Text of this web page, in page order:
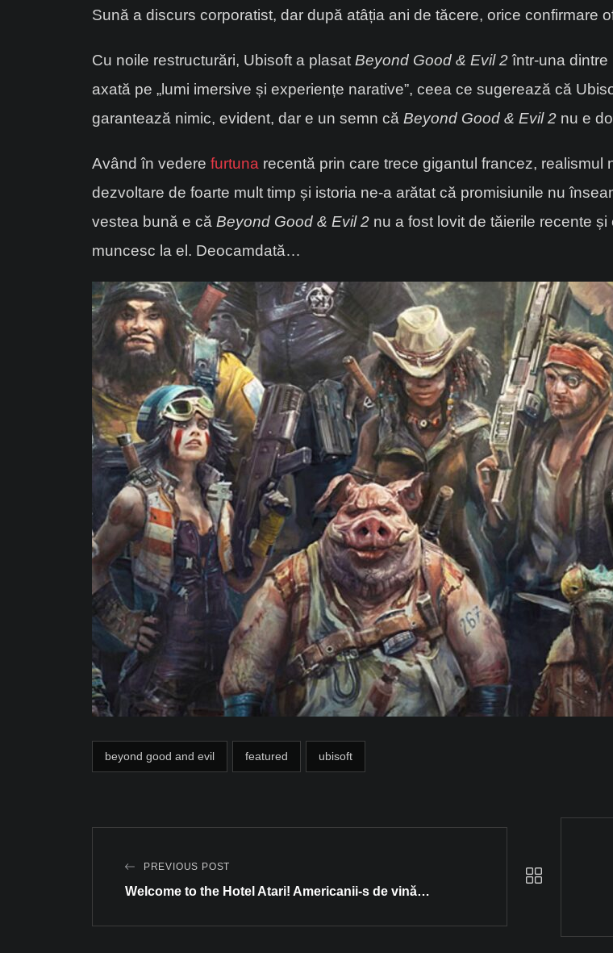
Sună a discurs corporatist, dar după atâția ani de tăcere, orice confirmare
Cu noile restructurări, Ubisoft a plasat Beyond Good & Evil 2într-una dintre
axată pe „lumi imersive și experiențe narative”, ceea ce sugerează că
garantează nimic, evident, dar e un semn că Beyond Good & Evil 2 nu e
Având în vedere furtuna recentă prin care trece gigantul francez,
dezvoltare de foarte mult timp și istoria ne-a arătat că promisiunile nu
vestea bună e că Beyond Good & Evil 2 nu a fost lovit de tăierile recente
muncesc la el. Deocamdată…
beyond good and evil featured ubisoft
PREVIOUS POST
Welcome to the Hotel Atari! Americanii-s de vină…